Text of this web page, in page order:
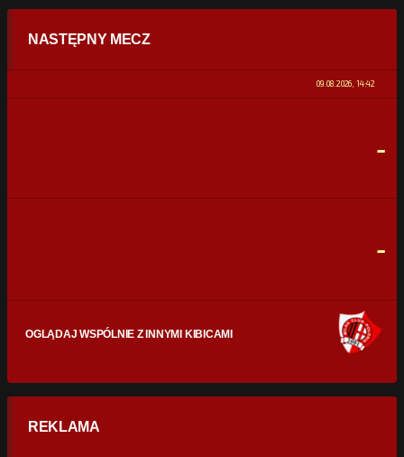
STATYSTYKI
0% 100%
NASTĘPNY MECZ
09.08.2026, 14:42
-
-
OGLĄDAJ WSPÓLNIE Z INNYMI KIBICAMI
REKLAMA